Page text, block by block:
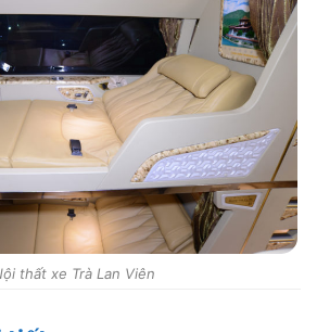
thất xe Trà Lan Viên